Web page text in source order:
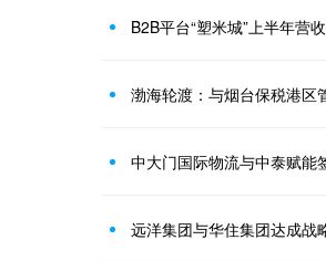
B2B平台“塑米城”上半年营
渤海轮渡：与烟台保税港区
中大门国际物流与中泰赋能
远洋集团与华住集团达成战